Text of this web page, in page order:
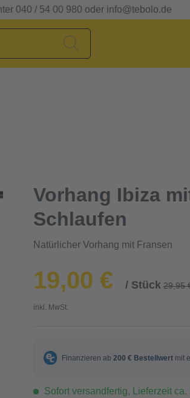
040 / 54 00 980 oder info@tebolo.de
Vorhang Ibiza
Schlaufen
Natürlicher Vorhang mit Fransen
19,00 € / Stück 29,95
inkl. MwSt.
Sofort versandfertig, Lieferzeit ca.